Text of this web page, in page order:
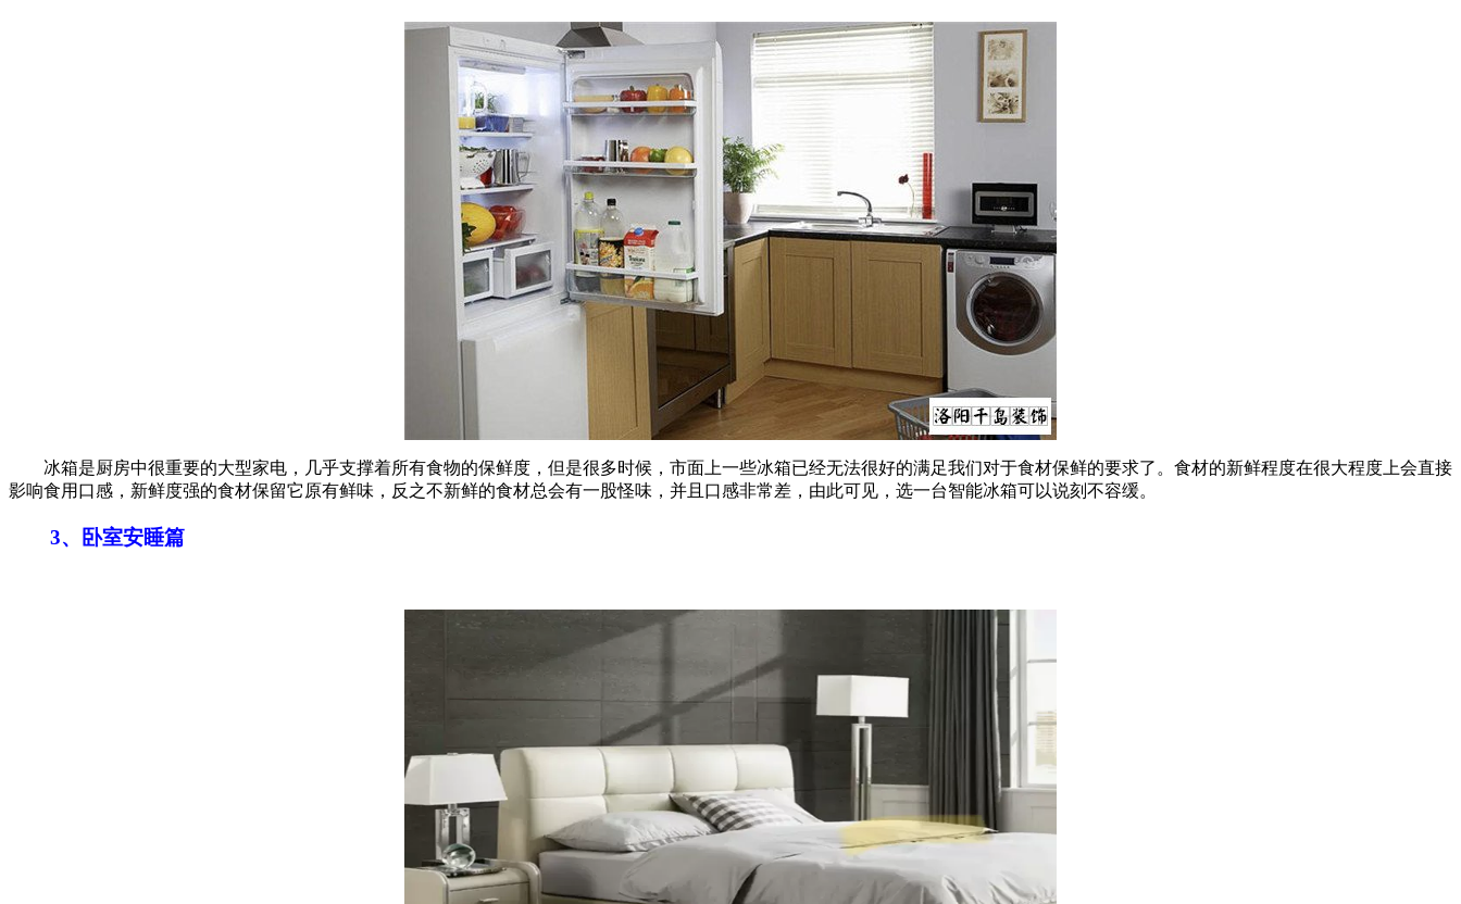
冰箱是厨房中很重要的大型家电，几乎支撑着所有食物的保鲜度，但是很多时候，市面上一些冰箱已经无法很好的满足我们对于食材保鲜的要求了。食材的新鲜程度在很大程度上会直接
影响食用口感，新鲜度强的食材保留它原有鲜味，反之不新鲜的食材总会有一股怪味，并且口感非常差，由此可见，选一台智能冰箱可以说刻不容缓。
3、卧室安睡篇